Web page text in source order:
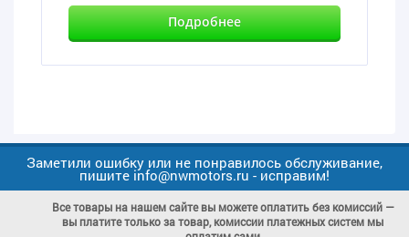
Подробнее
Заметили ошибку или не понравилось обслуживание,
пишите info@nwmotors.ru - исправим!
Все товары на нашем сайте вы можете оплатить без комиссий —
вы платите только за товар, комиссии платежных систем мы